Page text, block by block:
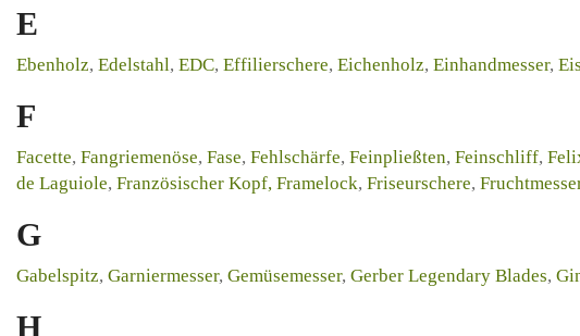
E
Ebenholz, Edelstahl, EDC, Effilierschere, Eichenholz, Einhandmesser,
F
Facette, Fangriemenöse, Fase, Fehlschärfe, Feinpließten, Feinschliff,
de Laguiole, Französischer Kopf, Framelock, Friseurschere,
G
Gabelspitz, Garniermesser, Gemüsemesser, Gerber Legendary Blades,
H